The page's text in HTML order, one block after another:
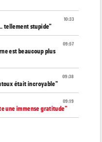
10:33
tellement stupide"
09:57
est beaucoup plus
09:38
était incroyable"
09:19
une immense gratitude"